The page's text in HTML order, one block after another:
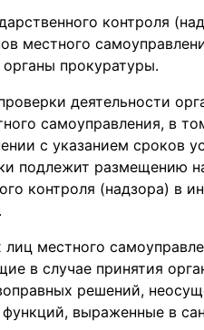
контроля
местного
прокуратуры.
деятельности
самоуправления, в
с указанием сроков
подлежит размещению
контроля (надзора) в
местного
в случае принятия
решений,
выраженные в